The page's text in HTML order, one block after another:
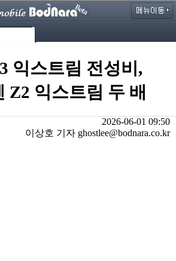
익스트림 전성비,
Z2 익스트림 두 배
2026-06-01 09:50
이상호 기자 ghostlee@bodnara.co.kr